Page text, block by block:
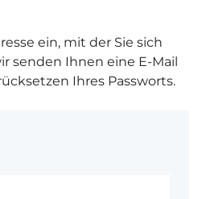
ein, mit der Sie sich
senden Ihnen eine E-Mail
Ihres Passworts.